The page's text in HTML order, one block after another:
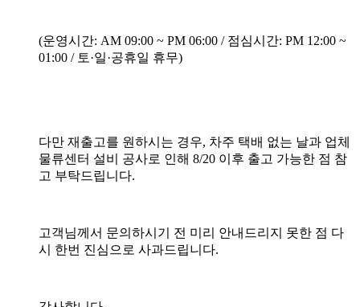
(운영시간: AM 09:00 ~ PM 06:00 / 점심시간: PM 12:00 ~
01:00 / 토·일·공휴일 휴무)
다만 재출고를 원하시는 경우, 차주 택배 없는 날과 업체
물류센터 설비 공사로 인해 8/20 이후 출고 가능한 점 참
고 부탁드립니다.
고객님께서 문의하시기 전 미리 안내드리지 못한 점 다
시 한번 진심으로 사과드립니다.